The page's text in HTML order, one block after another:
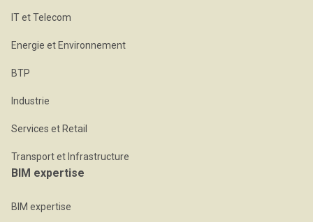
IT et Telecom
Energie et Environnement
BTP
Industrie
Services et Retail
Transport et Infrastructure
BIM expertise
BIM expertise